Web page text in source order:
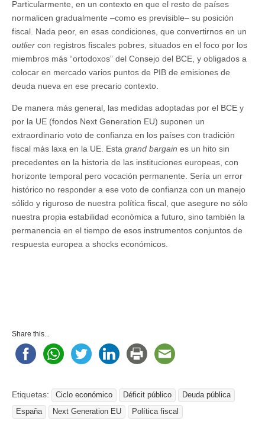
Particularmente, en un contexto en que el resto de países
normalicen gradualmente –como es previsible– su posición
fiscal. Nada peor, en esas condiciones, que convertirnos en un
outlier con registros fiscales pobres, situados en el foco por los
miembros más “ortodoxos” del Consejo del BCE, y obligados a
colocar en mercado varios puntos de PIB de emisiones de
deuda nueva en ese precario contexto.
De manera más general, las medidas adoptadas por el BCE y
por la UE (fondos Next Generation EU) suponen un
extraordinario voto de confianza en los países con tradición
fiscal más laxa en la UE. Esta grand bargain es un hito sin
precedentes en la historia de las instituciones europeas, con
horizonte temporal pero vocación permanente. Sería un error
histórico no responder a ese voto de confianza con un manejo
sólido y riguroso de nuestra política fiscal, que asegure no sólo
nuestra propia estabilidad económica a futuro, sino también la
permanencia en el tiempo de esos instrumentos conjuntos de
respuesta europea a shocks económicos.
Share this...
Etiquetas: Ciclo económico Déficit público
Deuda pública
España
Next Generation EU Política fiscal